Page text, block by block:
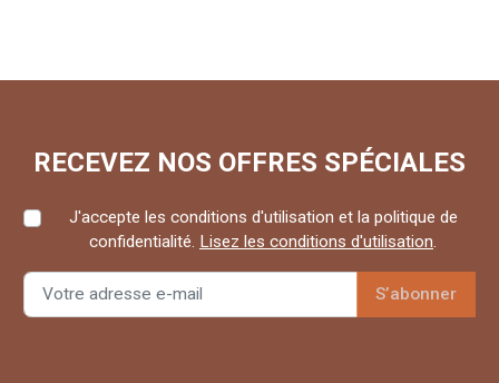
RECEVEZ NOS OFFRES SPÉCIALES
J'accepte les conditions d'utilisation et la politique de
confidentialité. Lisez les conditions d'utilisation.